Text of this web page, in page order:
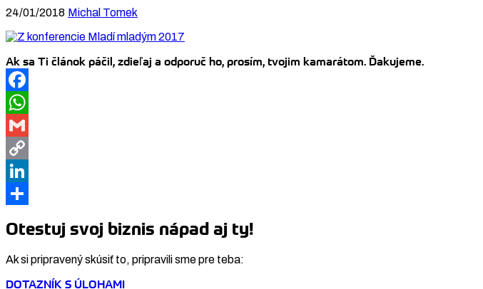
24/01/2018 Michal Tomek
Ak sa Ti článok páčil, zdieľaj a odporuč ho, prosím, tvojim kamarátom. Ďakujeme.
Facebook
WhatsApp
Gmail
Copy
Link
LinkedIn
Otestuj svoj biznis nápad aj ty!
Ak si pripravený skúsiť to, pripravili sme pre teba:
DOTAZNÍK S ÚLOHAMI